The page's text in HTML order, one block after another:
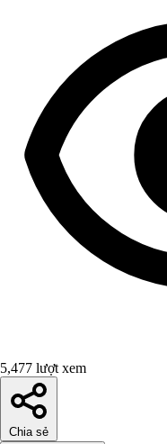
5,477 lượt xem
Chia sẻ